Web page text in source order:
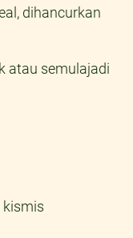
dihancurkan
atau semulajadi
kismis